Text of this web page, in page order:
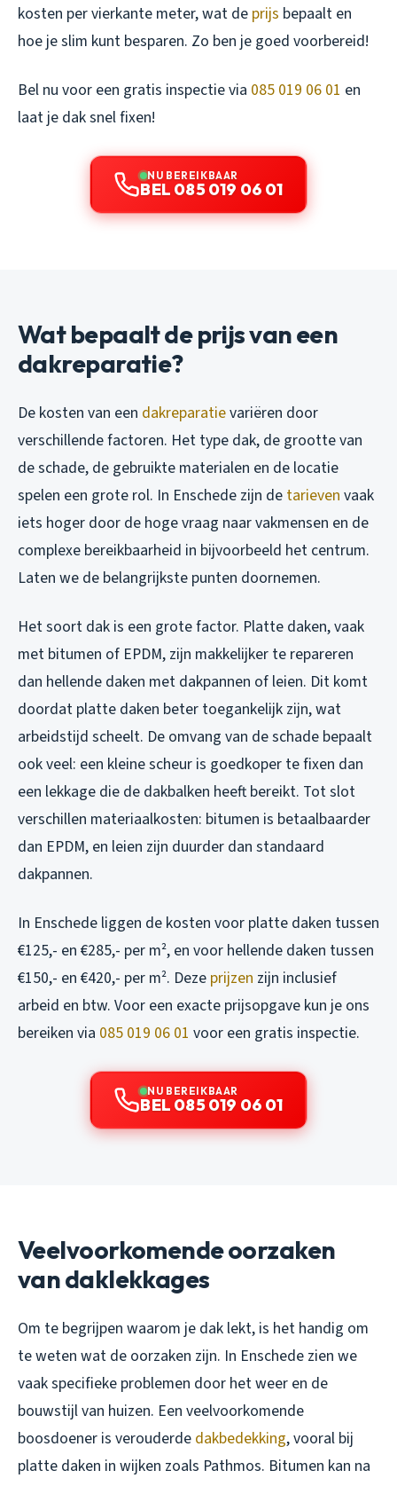
kosten per vierkante meter, wat de prijs bepaalt en
hoe je slim kunt besparen. Zo ben je goed voorbereid!
Bel nu voor een gratis inspectie via 085 019 06 01 en
laat je dak snel fixen!
NU BEREIKBAAR
BEL 085 019 06 01
Wat bepaalt de prijs van een
dakreparatie?
De kosten van een dakreparatievariëren door
verschillende factoren. Het type dak, de grootte van
de schade, de gebruikte materialen en de locatie
spelen een grote rol. In Enschede zijn de tarieven vaak
iets hoger door de hoge vraag naar vakmensen en de
complexe bereikbaarheid in bijvoorbeeld het centrum.
Laten we de belangrijkste punten doornemen.
Het soort dak is een grote factor. Platte daken, vaak
met bitumen of EPDM, zijn makkelijker te repareren
dan hellende daken met dakpannen of leien. Dit komt
doordat platte daken beter toegankelijk zijn, wat
arbeidstijd scheelt. De omvang van de schade bepaalt
ook veel: een kleine scheur is goedkoper te fixen dan
een lekkage die de dakbalken heeft bereikt. Tot slot
verschillen materiaalkosten: bitumen is betaalbaarder
dan EPDM, en leien zijn duurder dan standaard
dakpannen.
In Enschede liggen de kosten voor platte daken tussen
€125,- en €285,- per m², en voor hellende daken tussen
€150,- en €420,- per m². Deze prijzen zijn inclusief
arbeid en btw. Voor een exacte prijsopgave kun je ons
bereiken via 085 019 06 01 voor een gratis inspectie.
NU BEREIKBAAR
BEL 085 019 06 01
Veelvoorkomende oorzaken
van daklekkages
Om te begrijpen waarom je dak lekt, is het handig om
te weten wat de oorzaken zijn. In Enschede zien we
vaak specifieke problemen door het weer en de
bouwstijl van huizen. Een veelvoorkomende
boosdoener is verouderde dakbedekking, vooral bij
platte daken in wijken zoals Pathmos. Bitumen kan na